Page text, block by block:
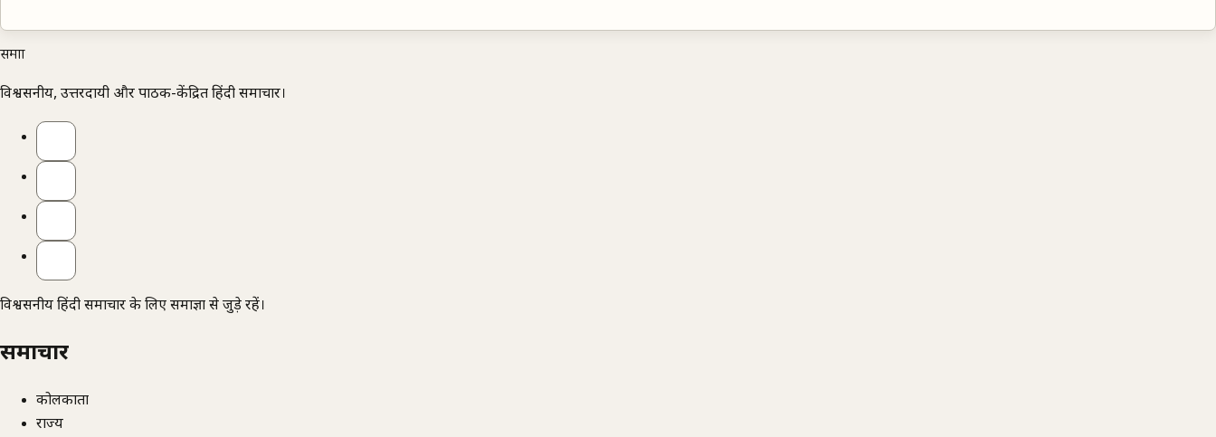
समाज्ञा
विश्वसनीय, उत्तरदायी और पाठक-केंद्रित हिंदी समाचार।
विश्वसनीय हिंदी समाचार के लिए समाज्ञा से जुड़े रहें।
समाचार
कोलकाता
राज्य